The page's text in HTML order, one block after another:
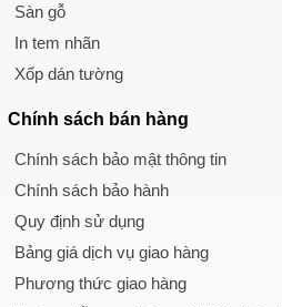
Sàn gỗ
In tem nhãn
Xốp dán tường
Chính sách bán hàng
Chính sách bảo mật thông tin
Chính sách bảo hành
Quy định sử dụng
Bảng giá dịch vụ giao hàng
Phương thức giao hàng